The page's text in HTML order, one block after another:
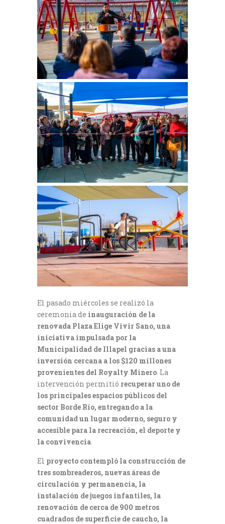
El pasado miércoles se realizó la
ceremonia de inauguración de la
renovada Plaza Elige Vivir Sano, una
iniciativa impulsada por la
Municipalidad de Illapel gracias a una
inversión cercana a los $120 millones
provenientes del Royalty Minero . La
intervención permitió recuperar uno de
los principales espacios públicos del
sector Borde Río, entregando a la
comunidad un lugar moderno, seguro y
accesible para la recreación, el deporte y
la convivencia
El proyecto contempló la construcción de
tres sombreaderos, nuevas áreas de
circulación y permanencia, la
instalación de juegos infantiles, la
renovación de cerca de 900 metros
cuadrados de superficie de caucho, la